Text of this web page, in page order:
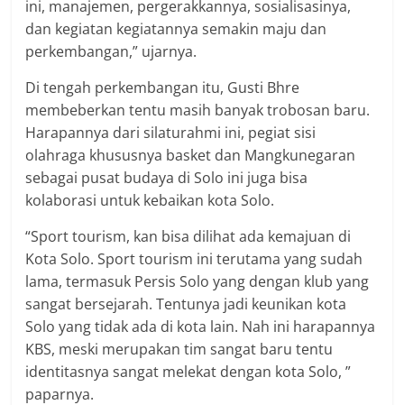
ini, manajemen, pergerakkannya, sosialisasinya,
dan kegiatan kegiatannya semakin maju dan
perkembangan,” ujarnya.
Di tengah perkembangan itu, Gusti Bhre
membeberkan tentu masih banyak trobosan baru.
Harapannya dari silaturahmi ini, pegiat sisi
olahraga khususnya basket dan Mangkunegaran
sebagai pusat budaya di Solo ini juga bisa
kolaborasi untuk kebaikan kota Solo.
“Sport tourism, kan bisa dilihat ada kemajuan di
Kota Solo. Sport tourism ini terutama yang sudah
lama, termasuk Persis Solo yang dengan klub yang
sangat bersejarah. Tentunya jadi keunikan kota
Solo yang tidak ada di kota lain. Nah ini harapannya
KBS, meski merupakan tim sangat baru tentu
identitasnya sangat melekat dengan kota Solo, ”
paparnya.